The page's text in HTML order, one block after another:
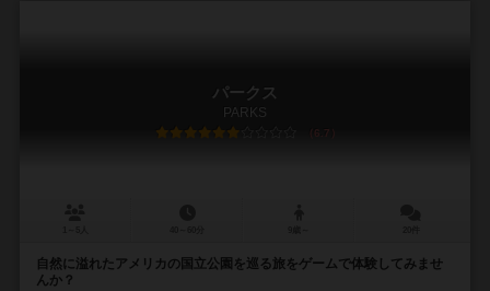
パークス
PARKS
6.7
自然に溢れたアメリカの国立公園を巡る旅をゲームで体験してみませ
んか？